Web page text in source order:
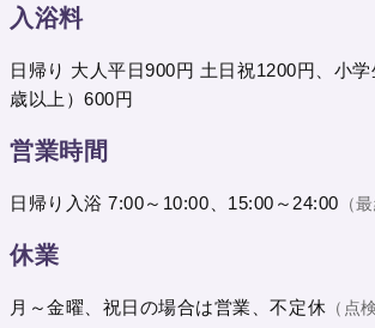
入浴料
日帰り 大人平日900円 土日祝1200円、小
歳以上）600円
営業時間
日帰り入浴 7:00～10:00、15:00～24:00 （
休業
月～金曜、祝日の場合は営業、不定休 （点